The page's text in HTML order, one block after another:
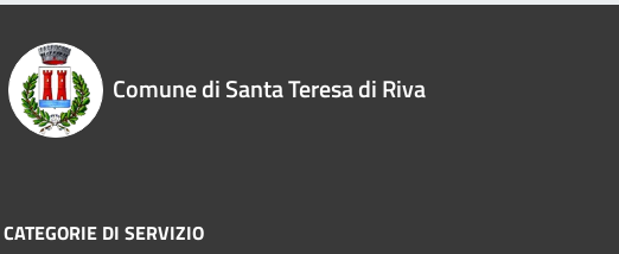
Comune di Santa Teresa di Riva
CATEGORIE DI SERVIZIO